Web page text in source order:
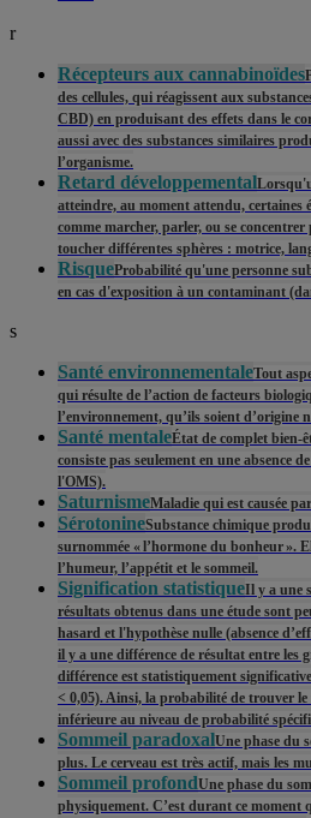
r
Récepteurs aux cannabinoïdes
des cellules, qui réagissent aux
CBD) en produisant des effets dans le
aussi avec des substances similaires
l’organisme.
Retard développemental
atteindre, au moment attendu, certaines
comme marcher, parler, ou se
toucher différentes sphères : motrice,
RisqueProbabilité qu'une personne
en cas d'exposition à un contaminant
s
Santé environnementaleTout
qui résulte de l’action de facteurs
l’environnement, qu’ils soient d’origine
Santé mentaleÉtat de complet bien-
consiste pas seulement en une absence
l'OMS).
SaturnismeMaladie qui est causée
SérotonineSubstance chimique
surnommée « l’hormone du bonheur ».
l’humeur, l’appétit et le sommeil.
Signification statistiqueIl y a une
résultats obtenus dans une étude sont
hasard et l'hypothèse nulle (absence
il y a une différence de résultat entre les
différence est statistiquement
< 0,05). Ainsi, la probabilité de trouver
inférieure au niveau de probabilité
Sommeil paradoxalUne phase du
plus. Le cerveau est très actif, mais les
Sommeil profondUne phase du
physiquement. C’est durant ce moment